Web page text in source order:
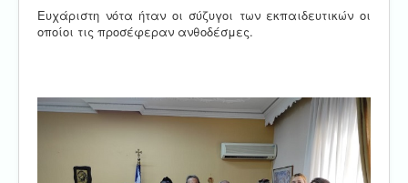
Ευχάριστη νότα ήταν οι σύζυγοι των εκπαιδευτικών οι
οποίοι τις προσέφεραν ανθοδέσμες.